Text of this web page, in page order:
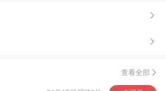
查看全部
去下单